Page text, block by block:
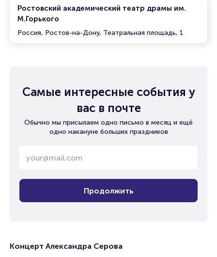
Ростовский академический театр драмы им.
М.Горького
Россия, Ростов-на-Дону, Театральная площадь, 1
Самые интересные события у
вас в почте
Обычно мы присылаем одно письмо в месяц и ещё
одно накануне больших праздников
Продолжить
Концерт Александра Серова